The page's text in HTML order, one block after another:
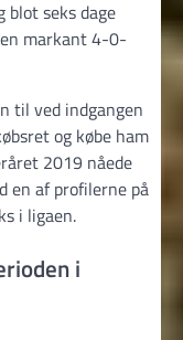
seks dage
markant 4-0-
til ved indgangen
og købe ham
2019 nåede
en af profilerne på
i ligaen.
i